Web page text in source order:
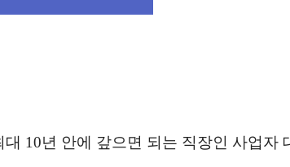
10년 안에 갚으면 되는 직장인 사업자